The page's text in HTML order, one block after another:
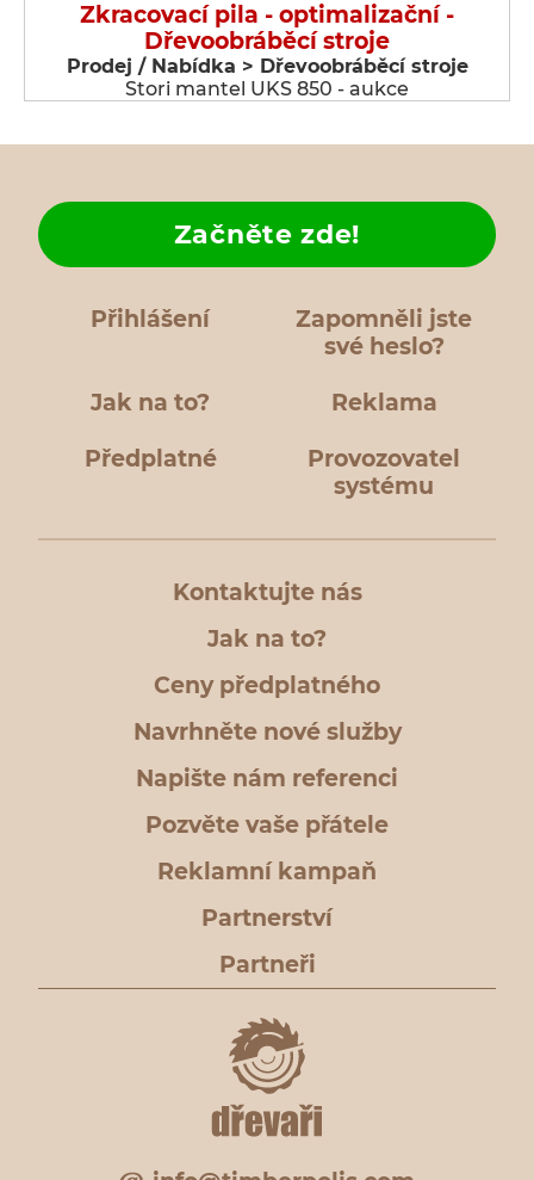
Zkracovací pila - optimalizační -
Dřevoobráběcí stroje
Prodej / Nabídka > Dřevoobráběcí stroje
Stori mantel UKS 850 - aukce
Přihlášení
Zapomněli jste
své heslo?
Jak na to?
Začněte zde!
Reklama
Předplatné
Provozovatel
systému
Kontaktujte nás
Jak na to?
Ceny předplatného
Navrhněte nové služby
Napište nám referenci
Pozvěte vaše přátele
Reklamní kampaň
Partnerství
Partneři